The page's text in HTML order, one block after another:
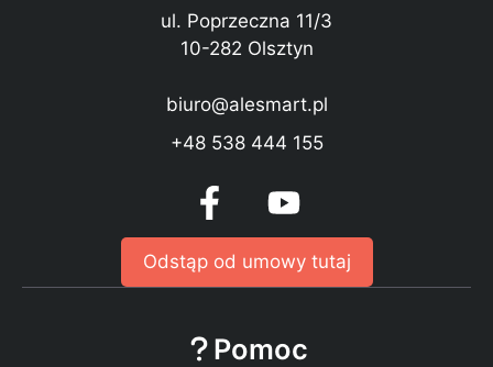
ul. Poprzeczna 11/3
10-282 Olsztyn
biuro@alesmart.pl
+48 538 444 155
Odstąp od umowy tutaj
Pomoc